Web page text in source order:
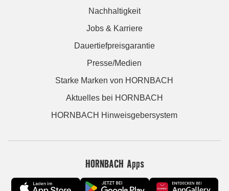
Nachhaltigkeit
Jobs & Karriere
Dauertiefpreisgarantie
Presse/Medien
Starke Marken von HORNBACH
Aktuelles bei HORNBACH
HORNBACH Hinweisgebersystem
HORNBACH Apps